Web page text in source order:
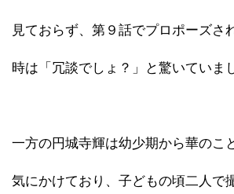
見ておらず、第９話でプロポーズさ
時は「冗談でしょ？」と驚いていま
一方の円城寺輝は幼少期から華のこ
気にかけており、子どもの頃二人で